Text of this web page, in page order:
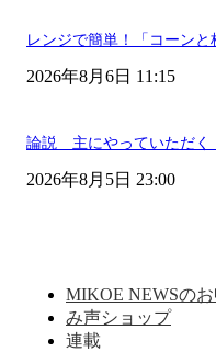
レンジで簡単！「コーン
2026年8月6日 11:15
論説 主にやっていただく
2026年8月5日 23:00
MIKOE NEWSの
み声ショップ
連載